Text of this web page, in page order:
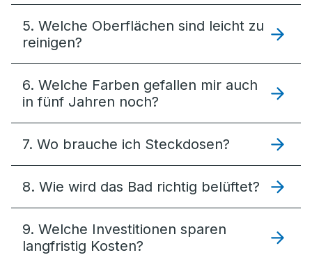
5. Welche Oberflächen sind leicht zu
reinigen?
6. Welche Farben gefallen mir auch
in fünf Jahren noch?
7. Wo brauche ich Steckdosen?
8. Wie wird das Bad richtig belüftet?
9. Welche Investitionen sparen
langfristig Kosten?